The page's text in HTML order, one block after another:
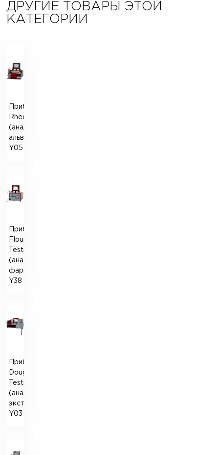
ДРУГИЕ ТОВАРЫ ЭТОЙ
КАТЕГОРИИ
Прибор
Rheograph
(аналог
альвеографа)
Y05
Прибор
Flour
Testing
(аналог
фаринографа)
Y38
Прибор
Dough
Testing
(аналог
экстенсографа)
Y03